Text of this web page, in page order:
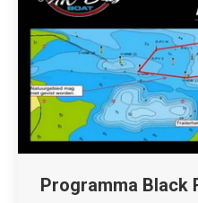
Programma Black